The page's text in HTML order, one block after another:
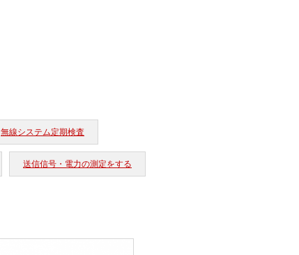
無線システム定期検査
送信信号・電力の測定をする